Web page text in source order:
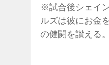
※試合後シェイ
ルズは彼にお金
の健闘を讃える。